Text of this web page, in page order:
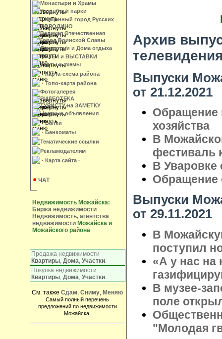
Монастыри и Храмы
Усадьбы и парки
Священный город Русских
БОРОДИНО
Великая Отечественная
Город Воинской Славы
Санатории и Дома отдыха
МУЗЕИ и ВЫСТАВКИ
Карты и схемы
· Карта-схема района
· Топо-карта района
Фотогалерея
ВИДЕОТЕКА
ТУРИСТУ на ЗАМЕТКУ
Частные объявления
· Банки
· Банкоматы
Тематические ссылки
Рекламодателям
· Карта сайта ·
ЧАТ
Недвижимость Можайска:
Биржа недвижимости
Недвижимость, агентства
недвижимостиМожайска и
Можайского района
Продажа недвижимости
Квартиры, Дома, Участки.
Покупка недвижимости
Квартиры, Дома, Участки.
См. также Сдам, Сниму, Меняю
Самый полный перечень
предложений по недвижимости
Можайска.
Архив
Выпуски
от 21.12.2021
Обращение
хозяйства
В
фестиваль
В Уваровке
Обращение
Выпуски
от 29.11.2021
В
поступил
«А у нас на
В музее-
поле
"Молодая